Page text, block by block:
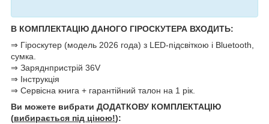
В КОМПЛЕКТАЦІЮ ДАНОГО ГІРОСКУТЕРА ВХОДИТЬ:
⇒ Гіроскутер (модель 2026 года) з LED-підсвіткою і Bluetooth,
сумка.
⇒ Заряднпристрій 36V
⇒ Інструкція
⇒ Сервісна книга + гарантійний талон на 1 рік.
Ви можете вибрати ДОДАТКОВУ КОМПЛЕКТАЦІЮ
(вибирається під ціною!):